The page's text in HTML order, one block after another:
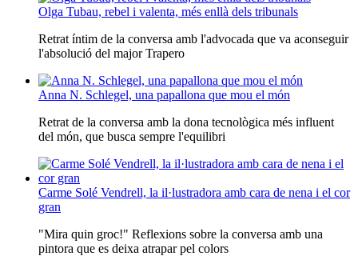
Olga Tubau, rebel i valenta, més enllà dels tribunals
Retrat íntim de la conversa amb l'advocada que va aconseguir
l'absolució del major Trapero
Anna N. Schlegel, una papallona que mou el món
Retrat de la conversa amb la dona tecnològica més influent
del món, que busca sempre l'equilibri
Carme Solé Vendrell, la il·lustradora amb cara de nena i el cor
gran
"Mira quin groc!" Reflexions sobre la conversa amb una
pintora que es deixa atrapar pel colors